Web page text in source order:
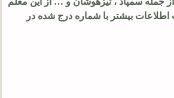
بیشتر با شماره درج شده در